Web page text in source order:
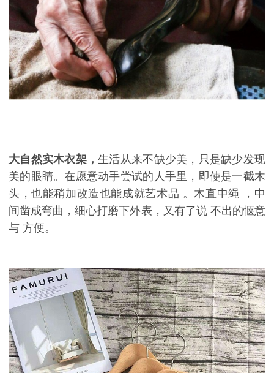
大自然实木衣架，生活从来不缺少美，只是缺少发现
美的眼睛。在愿意动手尝试的人手里，即使是一截木
头，也能稍加改造也能成就艺术品 。木直中绳
，中
间凿成弯曲，细心打磨下外表， 又有了说 不出的惬意
与 方便。